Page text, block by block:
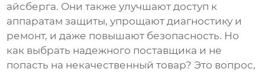
айсберга. Они также улучшают доступ к
аппаратам защиты, упрощают диагностику и
ремонт, и даже повышают безопасность. Но
как выбрать надежного поставщика и не
попасть на некачественный товар? Это вопрос,